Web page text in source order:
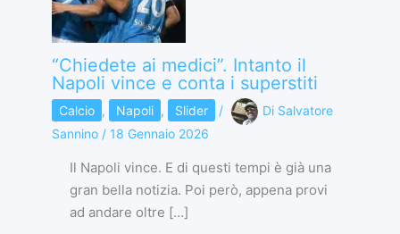
“Chiedete ai medici”. Intanto il
Napoli vince e conta i superstiti
Calcio , Napoli , Slider / Di Salvatore
Sannino / 18 Gennaio 2026
Il Napoli vince. E di questi tempi è già una
gran bella notizia. Poi però, appena provi
ad andare oltre […]